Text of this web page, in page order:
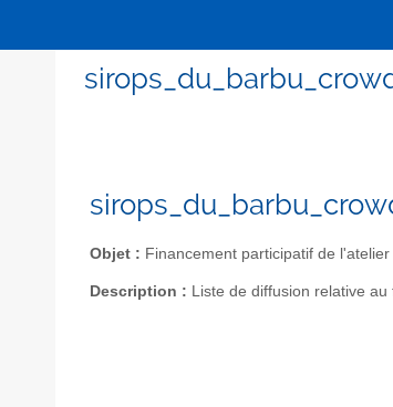
Objet : Financement participatif de
Description : Liste de diffusion relative